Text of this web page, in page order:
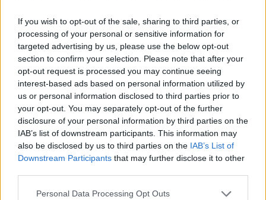
If you wish to opt-out of the sale, sharing to third parties, or
processing of your personal or sensitive information for
targeted advertising by us, please use the below opt-out
section to confirm your selection. Please note that after your
opt-out request is processed you may continue seeing
interest-based ads based on personal information utilized by
us or personal information disclosed to third parties prior to
your opt-out. You may separately opt-out of the further
disclosure of your personal information by third parties on the
IAB’s list of downstream participants. This information may
also be disclosed by us to third parties on the IAB’s List of
Downstream Participants that may further disclose it to other
Please note that this website/app uses one or more Google
Personal Data Processing Opt Outs
leplet a posztmodern háború lélekölő
embertelenségéről.
Zero Dark Thirtyazért válhat igazán
emlékezetessé, mert sikeresen teszi láthatóvá a
nagyrészt láthatatlan harcok emberi
következményeit. A XXI. század világméretű
konfliktusaiban már nem a „kinek van nagyobb,
erősebb fegyvere” a kérdés: az ősi maszkulin
vetélkedés helyett az adatok és a nyomtöredékek
analízisei, a politikai és érzelmi alkufolyamatok, az
irodai stratégiák kerülnek előtérbe. Bigelow már
korábban is rendkívül sokat tett a hollywoodi
hímsoviniszta nézőpontok felülvizsgálatáért, ám a